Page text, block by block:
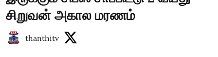
சிறுவன் அகால மரணம்
thanthitv